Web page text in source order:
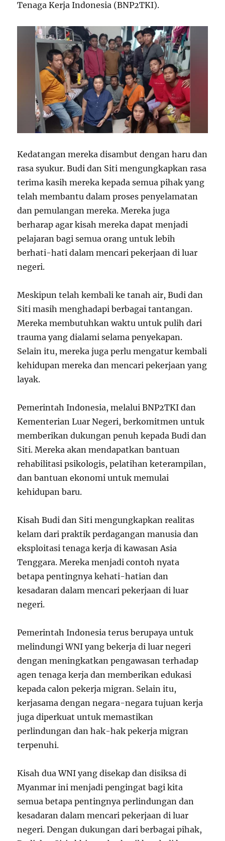
Tenaga Kerja Indonesia (BNP2TKI).
Kedatangan mereka disambut dengan haru dan
rasa syukur. Budi dan Siti mengungkapkan rasa
terima kasih mereka kepada semua pihak yang
telah membantu dalam proses penyelamatan
dan pemulangan mereka. Mereka juga
berharap agar kisah mereka dapat menjadi
pelajaran bagi semua orang untuk lebih
berhati-hati dalam mencari pekerjaan di luar
negeri.
Meskipun telah kembali ke tanah air, Budi dan
Siti masih menghadapi berbagai tantangan.
Mereka membutuhkan waktu untuk pulih dari
trauma yang dialami selama penyekapan.
Selain itu, mereka juga perlu mengatur kembali
kehidupan mereka dan mencari pekerjaan yang
layak.
Pemerintah Indonesia, melalui BNP2TKI dan
Kementerian Luar Negeri, berkomitmen untuk
memberikan dukungan penuh kepada Budi dan
Siti. Mereka akan mendapatkan bantuan
rehabilitasi psikologis, pelatihan keterampilan,
dan bantuan ekonomi untuk memulai
kehidupan baru.
Kisah Budi dan Siti mengungkapkan realitas
kelam dari praktik perdagangan manusia dan
eksploitasi tenaga kerja di kawasan Asia
Tenggara. Mereka menjadi contoh nyata
betapa pentingnya kehati-hatian dan
kesadaran dalam mencari pekerjaan di luar
negeri.
Pemerintah Indonesia terus berupaya untuk
melindungi WNI yang bekerja di luar negeri
dengan meningkatkan pengawasan terhadap
agen tenaga kerja dan memberikan edukasi
kepada calon pekerja migran. Selain itu,
kerjasama dengan negara-negara tujuan kerja
juga diperkuat untuk memastikan
perlindungan dan hak-hak pekerja migran
terpenuhi.
Kisah dua WNI yang disekap dan disiksa di
Myanmar ini menjadi pengingat bagi kita
semua betapa pentingnya perlindungan dan
kesadaran dalam mencari pekerjaan di luar
negeri. Dengan dukungan dari berbagai pihak,